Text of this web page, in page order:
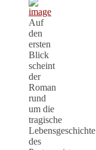
Auf
den
ersten
Blick
scheint
der
Roman
rund
um die
tragische
Lebensgeschichte
des